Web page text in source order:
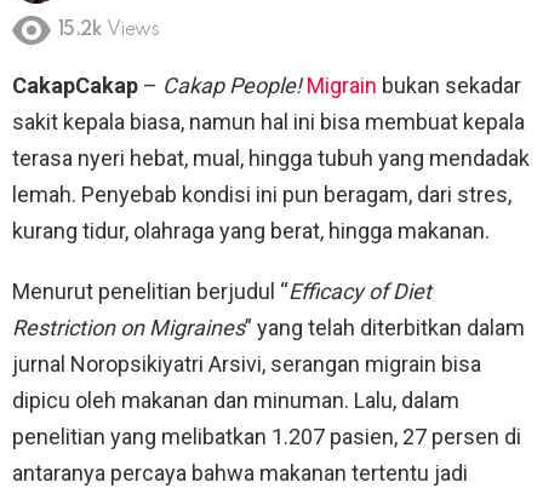
15.2k Views
CakapCakap – Cakap People! Migrain bukan sekadar
sakit kepala biasa, namun hal ini bisa membuat kepala
terasa nyeri hebat, mual, hingga tubuh yang mendadak
lemah. Penyebab kondisi ini pun beragam, dari stres,
kurang tidur, olahraga yang berat, hingga makanan.
Menurut penelitian berjudul “Efficacy of Diet
Restriction on Migraines” yang telah diterbitkan dalam
jurnal Noropsikiyatri Arsivi, serangan migrain bisa
dipicu oleh makanan dan minuman. Lalu, dalam
penelitian yang melibatkan 1.207 pasien, 27 persen di
antaranya percaya bahwa makanan tertentu jadi